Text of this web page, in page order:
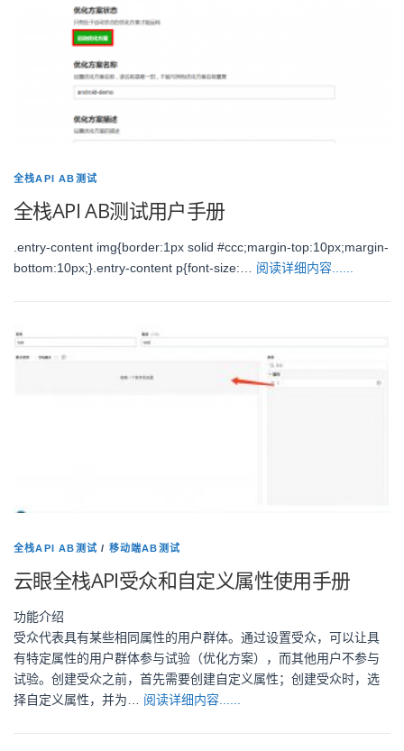
全栈API AB测试
全栈API AB测试用户手册
.entry-content img{border:1px solid #ccc;margin-top:10px;margin-
bottom:10px;}.entry-content p{font-size:… 阅读详细内容......
全栈API AB测试 / 移动端AB测试
云眼全栈API受众和自定义属性使用手册
功能介绍
受众代表具有某些相同属性的用户群体。通过设置受众，可以让具
有特定属性的用户群体参与试验（优化方案），而其他用户不参与
试验。创建受众之前，首先需要创建自定义属性；创建受众时，选
择自定义属性，并为… 阅读详细内容......